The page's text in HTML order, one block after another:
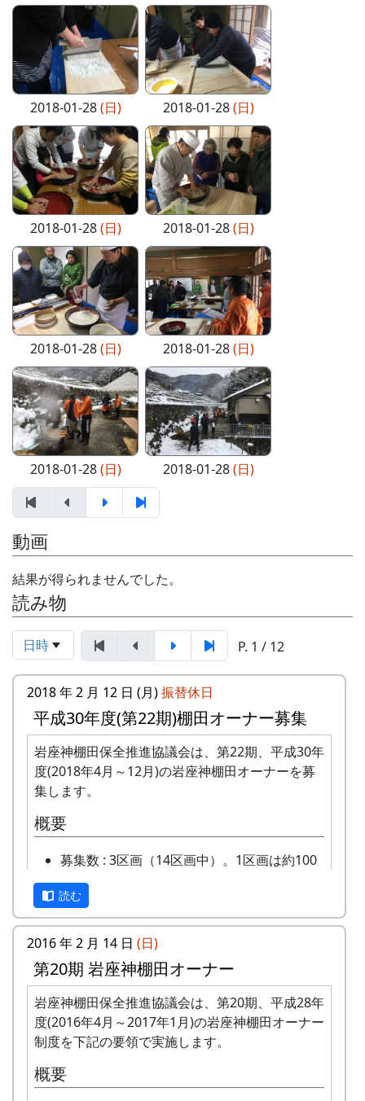
2018-01-28(日) 2018-01-28(日)
2018-01-28(日) 2018-01-28(日)
2018-01-28(日) 2018-01-28(日)
2018-01-28(日) 2018-01-28(日)
動画
結果が得られませんでした。
読み物
日時 P. 1 / 12
2018 年 2 月 12 日 (月)振替休日
平成30年度(第22期)棚田オーナー募集
岩座神棚田保全推進協議会は、第22期、平成30年
度(2018年4月～12月)の岩座神棚田オーナーを募
集します。
概要
募集数 : 3区画（14区画中）。1区画は約100
平方メートルです。
応募資格 : まじめに農業に取り組み、自然と
ふれあう勇気をお持ちで、地域になじめるか
た。家族や団体でも結構です。
年会費 : 1区画5万円です。
申込み期限 : 2018年2月28日。
選考 : 応募者が募集数を超えた場合は、アン
ケート回答をもとに、当協議会で書類選考さ
せていただきます。
FAXまたはメールでお申し込み下さい（FAX
読む
2016 年 2 月 14 日 (日)
第20期 岩座神棚田オーナー
岩座神棚田保全推進協議会は、第20期、平成28年
度(2016年4月～2017年1月)の岩座神棚田オーナー
制度を下記の要領で実施します。
概要